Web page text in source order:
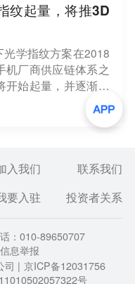
纹起量，将推3D
学指纹方案在2018
厂商供应链体系之
开始起量，并逐渐会
也在研究3D人脸识
方面有待突破，一是
入我们
联系我们
要入驻 投资者关系
：010-89650707
息举报
司 | 京ICP备12031756
号